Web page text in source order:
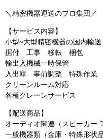
＼精密機器運送のプロ集団／
【サービス内容】
小型~大型精密機器の国内輸送
据付 工事 移転 梱包
輸出入機械一時保管
入出庫 事前調整 特殊作業
クリーンルーム対応
各種クレーンサービス
【配送商品】
オーディオ関連（スピーカー
一般機器類（金庫・特殊形状